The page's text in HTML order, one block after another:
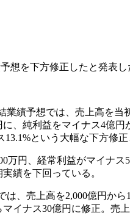
想を下方修正したと発表し
績予想では、売上高を当
、純利益をマイナス4億円
という大幅な下方修正
万円、経常利益がマイナス
績を下回っている。
、売上高を2,000億円か
イナス30億円に修正。売